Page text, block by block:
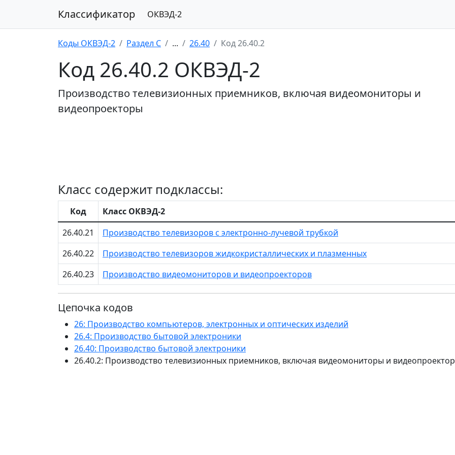
Классификатор ОКВЭД-2
Коды ОКВЭД-2 Раздел C ... 26.40 Код 26.40.2
Код 26.40.2 ОКВЭД-2
Производство телевизионных приемников, включая видеомониторы и
видеопроекторы
Класс содержит подклассы:
Код
Класс ОКВЭД-2
26.40.21
Производство телевизоров с электронно-лучевой трубкой
26.40.22
Производство телевизоров жидкокристаллических и плазменных
26.40.23
Производство видеомониторов и видеопроекторов
Цепочка кодов
26: Производство компьютеров, электронных и оптических изделий
26.4: Производство бытовой электроники
26.40: Производство бытовой электроники
26.40.2: Производство телевизионных приемников, включая видеомониторы и